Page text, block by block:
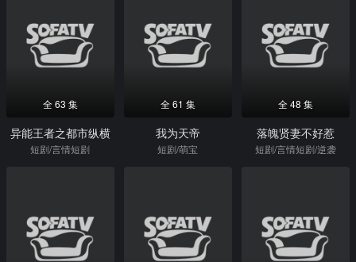
全 63 集
异能王者之都市纵横
短剧/言情短剧
全 61 集
我为天帝
短剧/萌宝
全 48 集
落魄贤妻不好惹
短剧/言情短剧/逆袭